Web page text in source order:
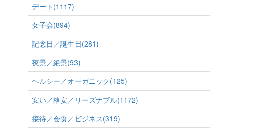
デート(1117)
女子会(894)
記念日／誕生日(281)
夜景／絶景(93)
ヘルシー／オーガニック(125)
安い／格安／リーズナブル(1172)
接待／会食／ビジネス(319)